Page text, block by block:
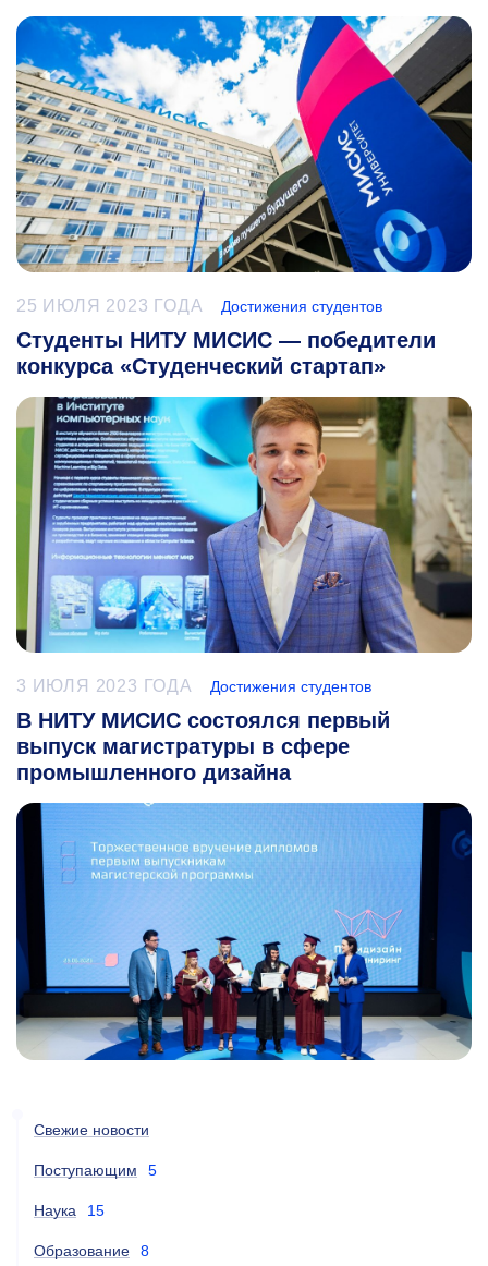
25 ИЮЛЯ 2023 ГОДА Достижения студентов
Студенты НИТУ МИСИС — победители
конкурса «Студенческий стартап»
3 ИЮЛЯ 2023 ГОДА Достижения студентов
В НИТУ МИСИС состоялся первый
выпуск магистратуры в сфере
промышленного дизайна
Свежие новости
Поступающим 5
Наука 15
Образование 8